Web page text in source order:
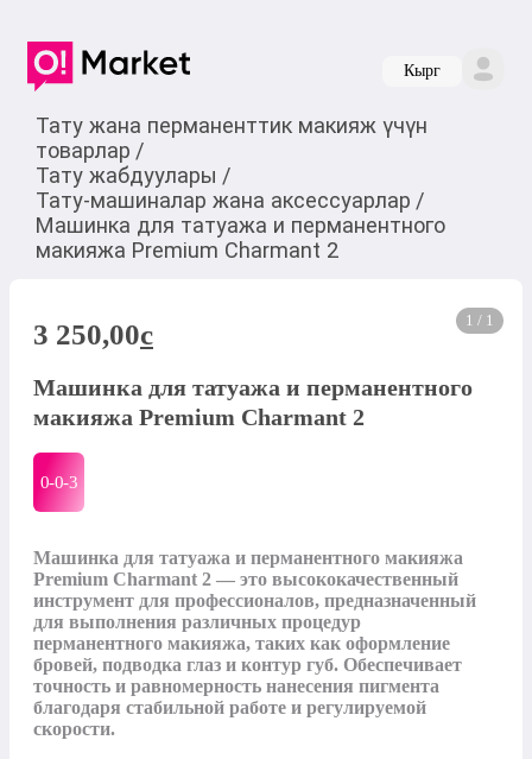
Кырг
Тату жана перманенттик макияж үчүн
товарлар /
Тату жабдуулары /
Тату-машиналар жана аксессуарлар /
Машинка для татуажа и перманентного
макияжа Premium Charmant 2
1 / 1
3 250,00c
Машинка для татуажа и перманентного
макияжа Premium Charmant 2
0-0-3
Машинка для татуажа и перманентного макияжа
Premium Charmant 2 — это высококачественный
инструмент для профессионалов, предназначенный
для выполнения различных процедур
перманентного макияжа, таких как оформление
бровей, подводка глаз и контур губ. Обеспечивает
точность и равномерность нанесения пигмента
благодаря стабильной работе и регулируемой
скорости.